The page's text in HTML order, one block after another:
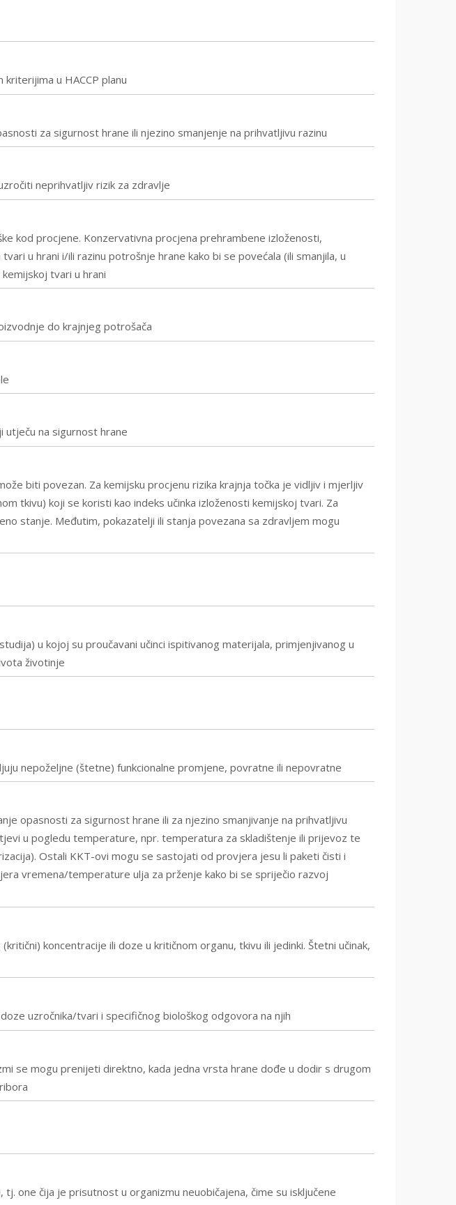
u HACCP planu
za sigurnost hrane ili njezino smanjenje na prihvatljivu razinu
neprihvatljiv rizik za zdravlje
kod procjene. Konzervativna procjena prehrambene izloženosti,
u hrani i/ili razinu potrošnje hrane kako bi se povećala (ili smanjila, u
tvari u hrani
do krajnjeg potrošača
utječu na sigurnost hrane
biti povezan. Za kemijsku procjenu rizika krajnja točka je vidljiv i mjerljiv
tkivu) koji se koristi kao indeks učinka izloženosti kemijskoj tvari. Za
stanje. Međutim, pokazatelji ili stanja povezana sa zdravljem mogu
u kojoj su proučavani učinci ispitivanog materijala, primjenjivanog u
životinje
nepoželjne (štetne) funkcionalne promjene, povratne ili nepovratne
opasnosti za sigurnost hrane ili za njezino smanjivanje na prihvatljivu
u pogledu temperature, npr. temperatura za skladištenje ili prijevoz te
Ostali KKT-ovi mogu se sastojati od provjera jesu li paketi čisti i
vremena/temperature ulja za prženje kako bi se spriječio razvoj
koncentracije ili doze u kritičnom organu, tkivu ili jedinki. Štetni učinak,
uzročnika/tvari i specifičnog biološkog odgovora na njih
se mogu prenijeti direktno, kada jedna vrsta hrane dođe u dodir s drugom
one čija je prisutnost u organizmu neuobičajena, čime su isključene